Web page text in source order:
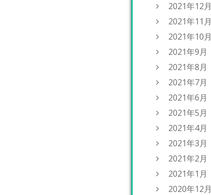
2021年12月
2021年11月
2021年10月
2021年9月
2021年8月
2021年7月
2021年6月
2021年5月
2021年4月
2021年3月
2021年2月
2021年1月
2020年12月